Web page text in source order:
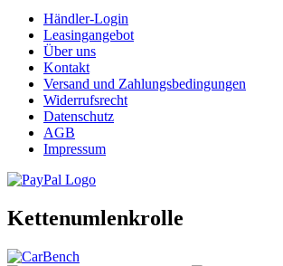
Händler-Login
Leasingangebot
Über uns
Kontakt
Versand und Zahlungsbedingungen
Widerrufsrecht
Datenschutz
AGB
Impressum
Kettenumlenkrolle